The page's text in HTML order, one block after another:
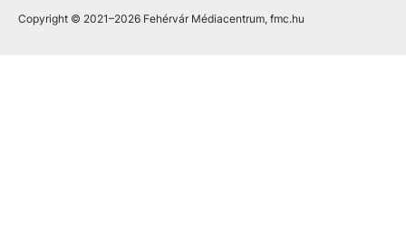
Copyright © 2021–2026 Fehérvár Médiacentrum, fmc.hu